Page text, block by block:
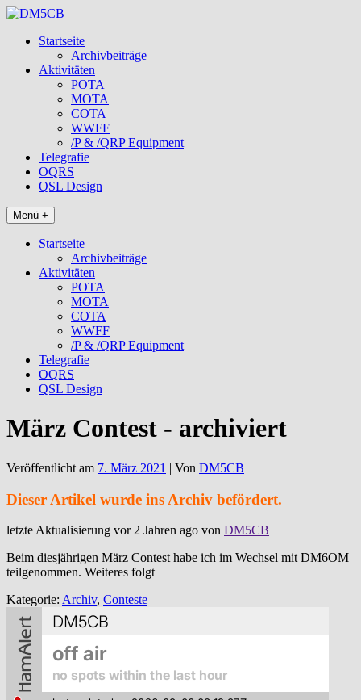
Zum
springenStartseite
Archivbeiträge
Aktivitäten
POTA
MOTA
COTA
WWFF
/P & /QRP Equipment
Telegrafie
OQRS
QSL Design
Menü +
Startseite
Archivbeiträge
Aktivitäten
POTA
MOTA
COTA
WWFF
/P & /QRP Equipment
Telegrafie
OQRS
QSL Design
März Contest - archiviert
Veröffentlicht am 7. März 2021 | Von DM5CB
Dieser Artikel wurde ins Archiv befördert.
letzte Aktualisierung vor 2 Jahren ago von DM5CB
Beim diesjährigen März Contest habe ich im Wechsel mit DM6OM
teilgenommen. Weiteres folgt
Kategorie: Archiv, Conteste